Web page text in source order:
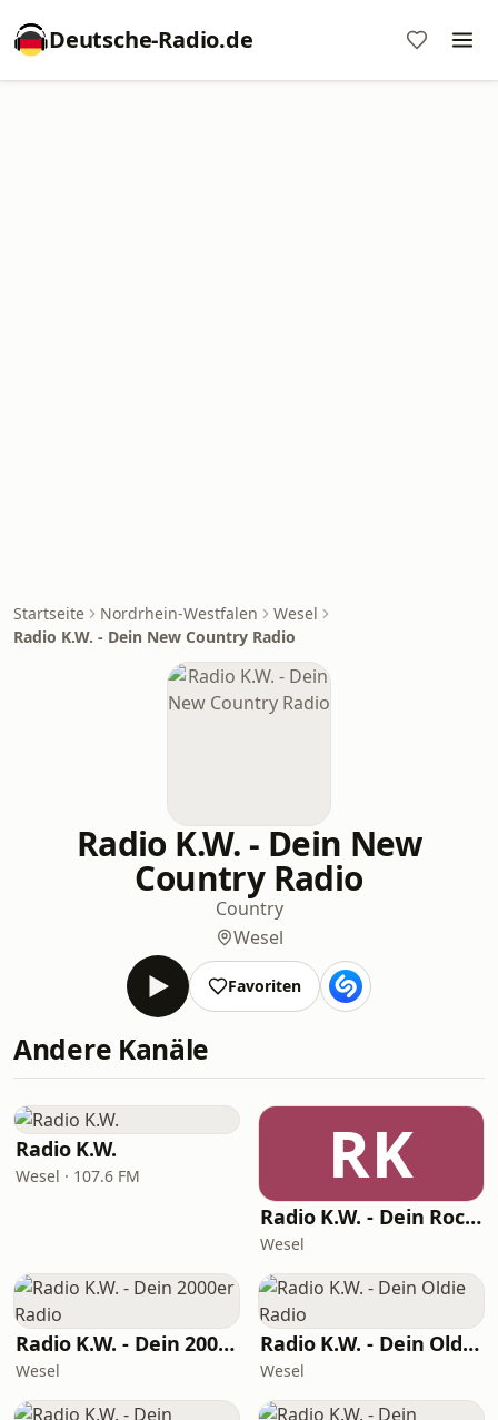
Deutsche-Radio.de
Startseite Nordrhein-Westfalen
Wesel
Radio K.W. - Dein New Country Radio
Radio K.W. - Dein New
Country Radio
Country
Wesel
Favoriten
Andere Kanäle
Radio K.W.
Wesel · 107.6 FM RK
Radio K.W. - Dein Rock Radio
Wesel
Radio K.W. - Dein 2000er Radio
Wesel
Radio K.W. - Dein Oldie Radio
Wesel